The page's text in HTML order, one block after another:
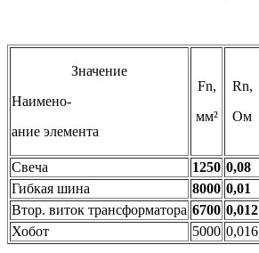
Значение
Наимено-
ание элемента
Fn,
мм²
Rn,
Ом
Свеча 1250 0,08
Гибкая шина
8000 0,01
Втор. виток трансформатора 6700 0,012
Хобот
5000 0,016